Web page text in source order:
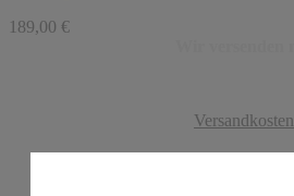
189,00 €
Versandkosten